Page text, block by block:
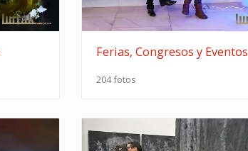
Ferias, Congresos y Eventos
204 fotos